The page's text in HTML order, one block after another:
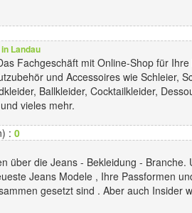
Landau
Fachgeschäft mit Online-Shop für Ihre
und Accessoires wie Schleier,
Ballkleider, Cocktailkleider,
vieles mehr.
: 0
über die Jeans - Bekleidung - Branche.
Jeans Modele , Ihre Passformen
gesetzt sind . Aber auch Insider